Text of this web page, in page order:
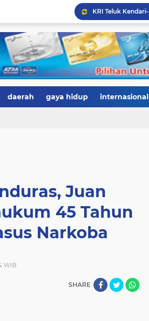
daerah gaya hidup internasional
Juan
45 Tahun
Narkoba
WIB
SHARE